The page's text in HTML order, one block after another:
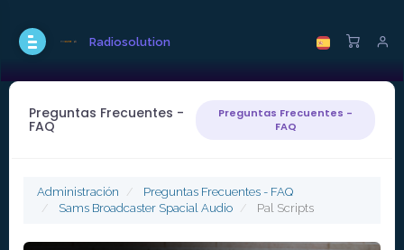
Radiosolution
Preguntas Frecuentes -
FAQ
Preguntas Frecuentes -
FAQ
Administración
Preguntas Frecuentes - FAQ
Sams Broadcaster Spacial Audio
Pal Scripts